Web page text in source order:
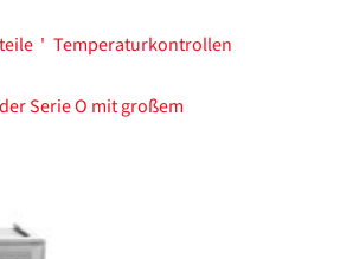
' Temperaturkontrollen
Serie O mit großem